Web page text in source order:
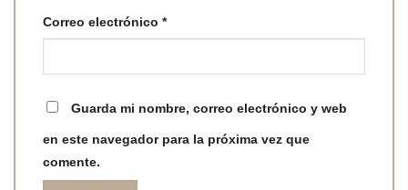
Correo electrónico *
Guarda mi nombre, correo electrónico y web
en este navegador para la próxima vez que
comente.